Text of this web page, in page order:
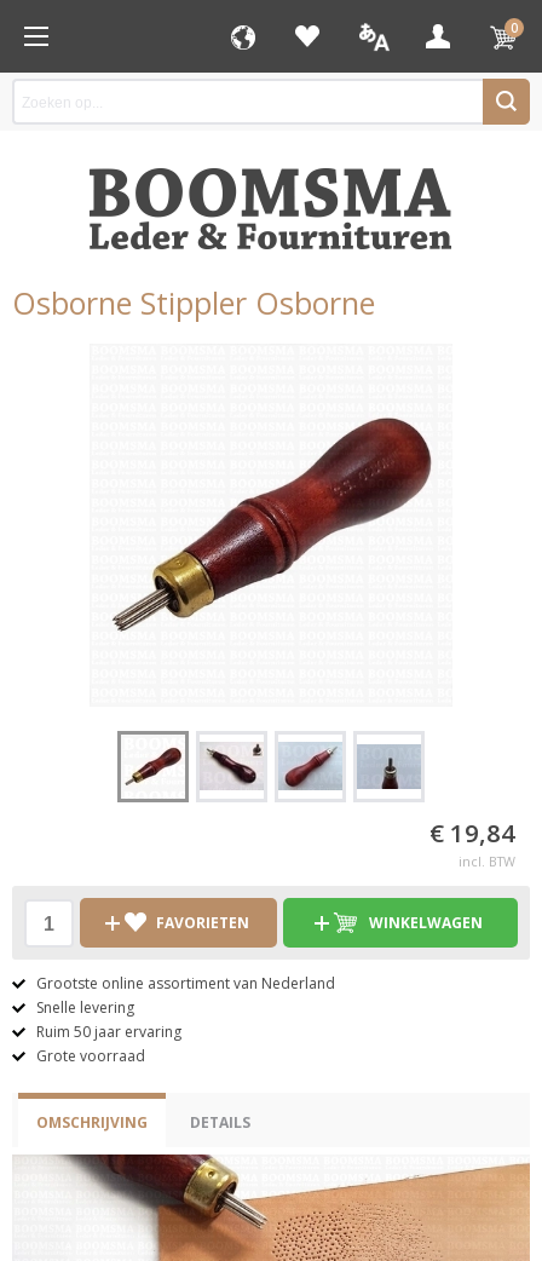
0
Osborne Stippler Osborne
€ 19,84
incl. BTW
FAVORIETEN WINKELWAGEN
Grootste online assortiment van Nederland
Snelle levering
Ruim 50 jaar ervaring
Grote voorraad
OMSCHRIJVING DETAILS